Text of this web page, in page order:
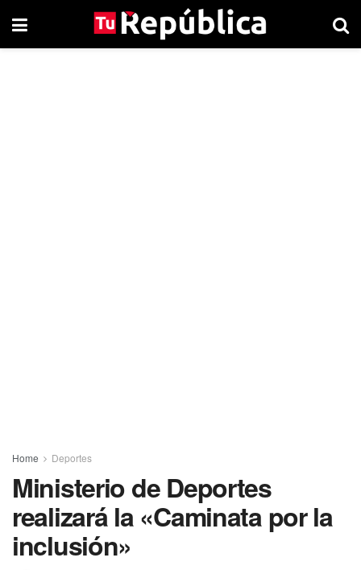
Home Deportes
Ministerio de Deportes
realizará la «Caminata por la
inclusión»